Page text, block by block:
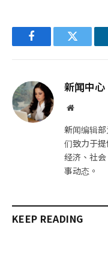
FacebookTwitter
新闻中心
网
新闻编辑
们致力于
经济、社
事动态。
KEEP READING